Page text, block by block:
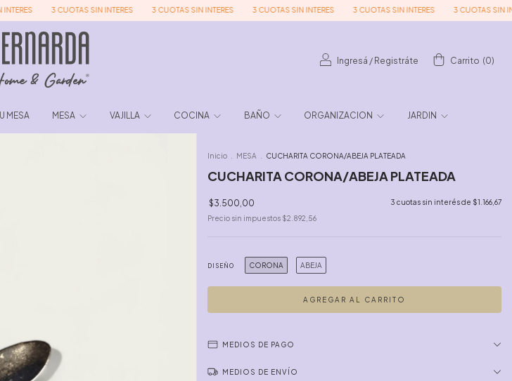
3 CUOTAS SIN INTERES 3 CUOTAS SIN INTERES 3 CUOTAS SIN INTERES 3 CUOTAS SIN INTERES 3 CUOTAS SIN INTERES
Ingresá / Registráte Carrito (0)
MESA MESA VAJILLA COCINA BAÑO ORGANIZACION JARDIN
Inicio MESA CUCHARITA CORONA/ABEJA PLATEADA
CUCHARITA CORONA/ABEJA PLATEADA
$3.500,00 3 cuotas sin interés de $1.166,67
Precio sin impuestos $2.892,56
DISEÑO CORONA ABEJA
MEDIOS DE PAGO
MEDIOS DE ENVÍO